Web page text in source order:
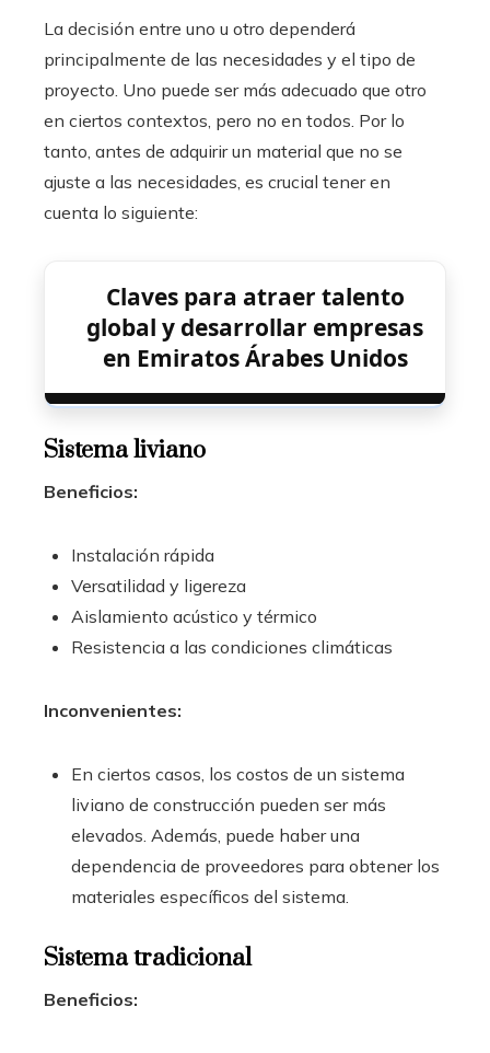
La decisión entre uno u otro dependerá
principalmente de las necesidades y el tipo de
proyecto. Uno puede ser más adecuado que otro
en ciertos contextos, pero no en todos. Por lo
tanto, antes de adquirir un material que no se
ajuste a las necesidades, es crucial tener en
cuenta lo siguiente:
Claves para atraer talento
global y desarrollar empresas
en Emiratos Árabes Unidos
Sistema liviano
Beneficios:
Instalación rápida
Versatilidad y ligereza
Aislamiento acústico y térmico
Resistencia a las condiciones climáticas
Inconvenientes:
En ciertos casos, los costos de un sistema
liviano de construcción pueden ser más
elevados. Además, puede haber una
dependencia de proveedores para obtener los
materiales específicos del sistema.
Sistema tradicional
Beneficios: